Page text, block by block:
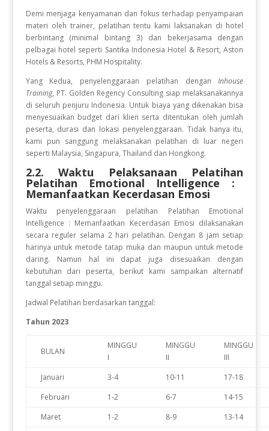
Demi menjaga kenyamanan dan fokus terhadap penyampaian
materi oleh trainer, pelatihan tentu kami laksanakan di hotel
berbintang (minimal bintang 3) dan bekerjasama dengan
pelbagai hotel seperti Santika Indonesia Hotel & Resort, Aston
Hotels & Resorts, PHM Hospitality.
Yang Kedua, penyelenggaraan pelatihan denganInhouse
Training, PT. Golden Regency Consulting siap melaksanakannya
di seluruh penjuru Indonesia. Untuk biaya yang dikenakan bisa
menyesuaikan budget dari klien serta ditentukan oleh jumlah
peserta, durasi dan lokasi penyelenggaraan. Tidak hanya itu,
kami pun sanggung melaksanakan pelatihan di luar negeri
seperti Malaysia, Singapura, Thailand dan Hongkong.
2.2. Waktu Pelaksanaan Pelatihan
Pelatihan Emotional Intelligence :
Memanfaatkan Kecerdasan Emosi
Waktu penyelenggaraan pelatihan Pelatihan Emotional
Intelligence : Memanfaatkan Kecerdasan Emosi dilaksanakan
secara reguler selama 2 hari pelatihan. Dengan 8 jam setiap
harinya untuk metode tatap muka dan maupun untuk metode
daring. Namun hal ini dapat juga disesuaikan dengan
kebutuhan dari peserta, berikut kami sampaikan alternatif
tanggal setiap minggu.
Jadwal Pelatihan berdasarkan tanggal:
Tahun 2023
BULAN
MINGGU
I
MINGGU
II
MINGGU
III
Januari
3-4 10-11
17-18
Februari
1-2 6-7
14-15
Maret
1-2 8-9
13-14